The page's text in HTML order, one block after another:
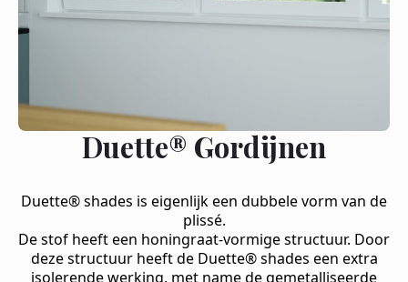
Duette® Gordijnen
Duette® shades is eigenlijk een dubbele vorm van de
plissé.
De stof heeft een honingraat-vormige structuur. Door
deze structuur heeft de Duette® shades een extra
isolerende werking, met name de gemetalliseerde